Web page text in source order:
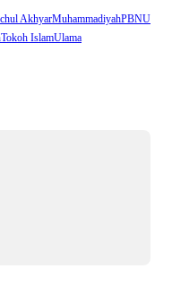
AkhyarMuhammadiyahPBNU
Tokoh IslamUlama